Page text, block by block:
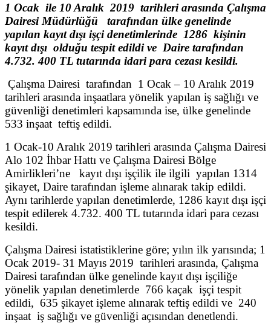
1 Ocak ile 10 Aralık 2019 tarihleri arasında Çalışma
Dairesi Müdürlüğü tarafından ülke genelinde
yapılan kayıt dışı işçi denetimlerinde 1286 kişinin
kayıt dışı olduğu tespit edildi ve Daire tarafından
4.732. 400 TL tutarında idari para cezası kesildi.
Çalışma Dairesi tarafından 1 Ocak – 10 Aralık 2019
tarihleri arasında inşaatlara yönelik yapılan iş sağlığı ve
güvenliği denetimleri kapsamında ise, ülke genelinde
533 inşaat teftiş edildi.
1 Ocak-10 Aralık 2019 tarihleri arasında Çalışma Dairesi
Alo 102 İhbar Hattı ve Çalışma Dairesi Bölge
Amirlikleri’ne kayıt dışı işçilik ile ilgili yapılan 1314
şikayet, Daire tarafından işleme alınarak takip edildi.
Aynı tarihlerde yapılan denetimlerde, 1286 kayıt dışı işçi
tespit edilerek 4.732. 400 TL tutarında idari para cezası
kesildi.
Çalışma Dairesi istatistiklerine göre; yılın ilk yarısında; 1
Ocak 2019- 31 Mayıs 2019 tarihleri arasında, Çalışma
Dairesi tarafından ülke genelinde kayıt dışı işçiliğe
yönelik yapılan denetimlerde 766 kaçak işçi tespit
edildi, 635 şikayet işleme alınarak teftiş edildi ve 240
inşaat iş sağlığı ve güvenliği açısından denetlendi.